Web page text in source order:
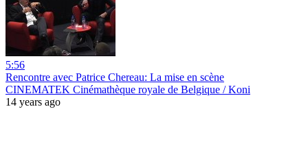
5:56
Rencontre avec Patrice Chereau: La mise en scène
CINEMATEK Cinémathèque royale de Belgique / Koni
14 years ago